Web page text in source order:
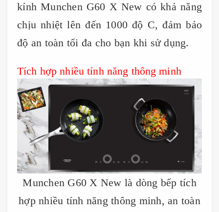
kính Munchen G60 X New có khả năng
chịu nhiệt lên đến 1000 độ C, đảm bảo
độ an toàn tối đa cho bạn khi sử dụng.
Tích hợp nhiều tính năng thông minh
Munchen G60 X New là dòng bếp tích
hợp nhiều tính năng thông minh, an toàn